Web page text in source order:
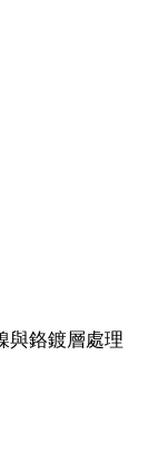
與鉻鍍層處理